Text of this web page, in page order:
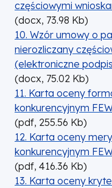
częściowymi
(docx, 73.98 Kb)
DOKUMENT
10. Wzór umowy o
nierozliczany
(elektroniczne
(docx, 75.02 Kb)
DOKUMENT
11. Karta oceny
konkurencyjnym
(pdf, 255.56 Kb)
DOKUMENT
12. Karta oceny
konkurencyjnym
(pdf, 416.36 Kb)
DOKUMENT
13. Karta oceny